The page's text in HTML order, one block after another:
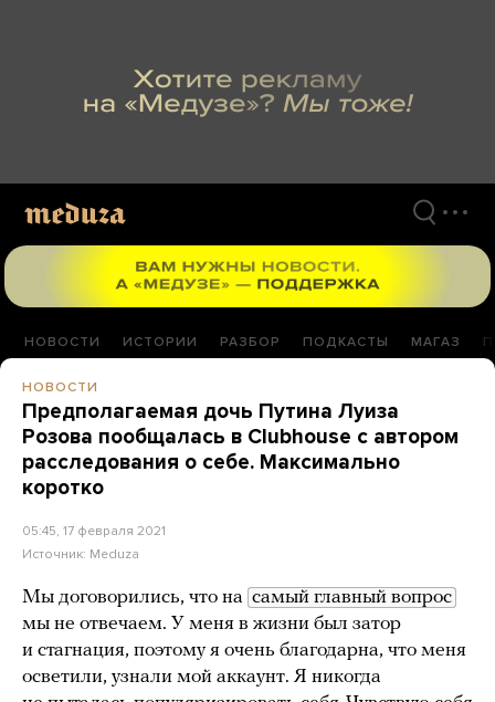
НОВОСТИ ИСТОРИИ РАЗБОР ПОДКАСТЫ МАГАЗ
НОВОСТИ
Предполагаемая дочь Путина Луиза
Розова пообщалась в Clubhouse с автором
расследования о себе. Максимально
коротко
05:45, 17 февраля 2021
Источник: Meduza
Мы договорились, что на самый главный вопрос
мы не отвечаем. У меня в жизни был затор
и стагнация, поэтому я очень благодарна, что меня
осветили, узнали мой аккаунт. Я никогда